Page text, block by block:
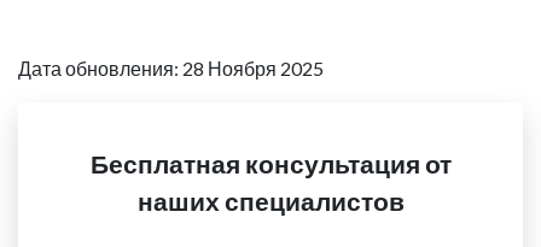
Дата обновления: 28 Ноября 2025
Бесплатная консультация от
наших специалистов